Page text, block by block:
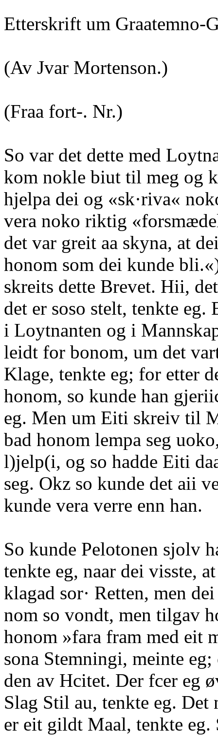
Etterskrift um Graatemno-
(Av Jvar Mortenson.)
(Fraa fort-. Nr.)
So var det dette med
kom nokle biut til meg og
hjelpa dei og «sk·riva«
vera noko riktig
det var greit aa skyna, at
honom som dei kunde
skreits dette Brevet. Hii,
det er soso stelt, tenkte eg.
i Loytnanten og i
leidt for bonom, um det
Klage, tenkte eg; for etter
honom, so kunde han
eg. Men um Eiti skreiv til
bad honom lempa seg
l)jelp(i, og so hadde Eiti
seg. Okz so kunde det aii
kunde vera verre enn han.
So kunde Pelotonen sjolv
tenkte eg, naar dei visste,
klagad sor· Retten, men
nom so vondt, men tilgav
honom »fara fram med eit
sona Stemningi, meinte
den av Hcitet. Der fcer eg
Slag Stil au, tenkte eg. Det
er eit gildt Maal, tenkte eg.